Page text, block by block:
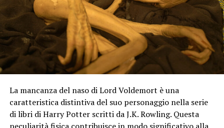
La mancanza del naso di Lord Voldemort è una
caratteristica distintiva del suo personaggio nella serie
di libri di Harry Potter scritti da J.K. Rowling. Questa